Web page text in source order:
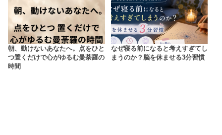
朝、動けないあなたへ。点をひと
つ置くだけで心がゆるむ曼荼羅の
時間
なぜ寝る前になると考えすぎてし
まうのか？脳を休ませる3分習慣